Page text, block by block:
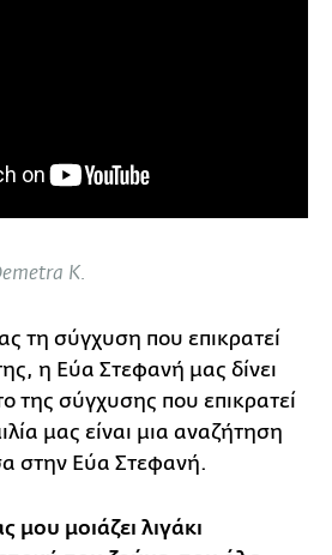
K.
τη σύγχυση που επικρατεί
η Εύα Στεφανή μας δίνει
της σύγχυσης που επικρατεί
μας είναι μια αναζήτηση
στην Εύα Στεφανή.
μοιάζει λιγάκι